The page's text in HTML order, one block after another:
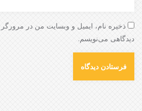
ذخیره نام، ایمیل و وبسایت من در مرورگر
دیدگاهی می‌نویسم.